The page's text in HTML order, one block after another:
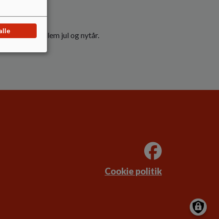
og mellem jul og nytår.
Cookie politik